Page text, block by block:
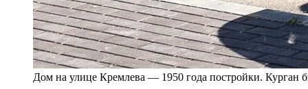
Дом на улице Кремлева — 1950 года постройки. Курган